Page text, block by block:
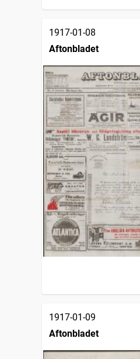
1917-01-08
Aftonbladet
1917-01-09
Aftonbladet